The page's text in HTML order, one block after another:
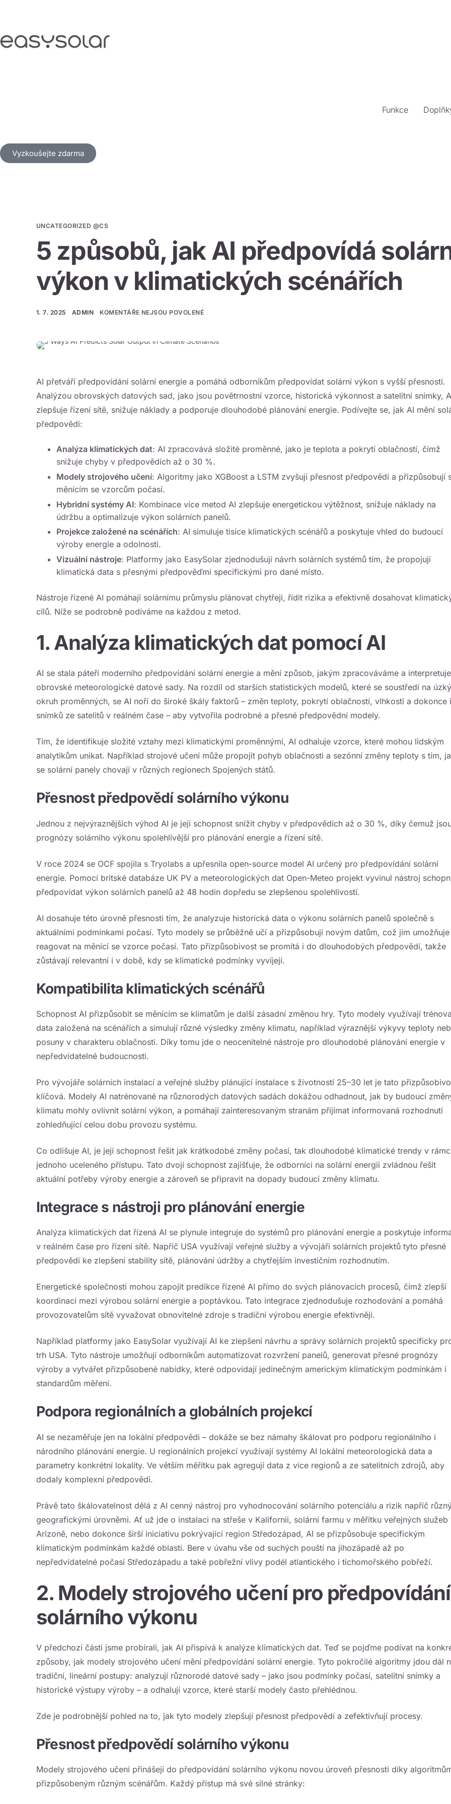
Funkce
Vyzkoušejte zdarma
UNCATEGORIZED @CS
5 způsobů, jak AI předpovídá
výkon v klimatických scénářích
1. 7. 2025 ADMIN KOMENTÁŘE NEJSOU POVOLENÉ
AI přetváří předpovídání solární energie a pomáhá odborníkům předpovídat solární výkon s vyšší přesností.
Analýzou obrovských datových sad, jako jsou povětrnostní vzorce, historická výkonnost a satelitní snímky,
zlepšuje řízení sítě, snižuje náklady a podporuje dlouhodobé plánování energie. Podívejte se, jak AI mění
předpovědi:
Analýza klimatických dat: AI zpracovává složité proměnné, jako je teplota a pokrytí oblačností, čímž
snižuje chyby v předpovědích až o 30 %.
Modely strojového učení: Algoritmy jako XGBoost a LSTM zvyšují přesnost předpovědí a přizpůsobují
měnícím se vzorcům počasí.
Hybridní systémy AI: Kombinace více metod AI zlepšuje energetickou výtěžnost, snižuje náklady na
údržbu a optimalizuje výkon solárních panelů.
Projekce založené na scénářích: AI simuluje tisíce klimatických scénářů a poskytuje vhled do budoucí
výroby energie a odolnosti.
Vizuální nástroje: Platformy jako EasySolar zjednodušují návrh solárních systémů tím, že propojují
klimatická data s přesnými předpověďmi specifickými pro dané místo.
Nástroje řízené AI pomáhají solárnímu průmyslu plánovat chytřeji, řídit rizika a efektivně dosahovat
cílů. Níže se podrobně podíváme na každou z metod.
1. Analýza klimatických dat pomocí AI
AI se stala páteří moderního předpovídání solární energie a mění způsob, jakým zpracováváme a
obrovské meteorologické datové sady. Na rozdíl od starších statistických modelů, které se soustředí na úzký
okruh proměnných, se AI noří do široké škály faktorů – změn teploty, pokrytí oblačností, vlhkosti a dokonce i
snímků ze satelitů v reálném čase – aby vytvořila podrobné a přesné předpovědní modely.
Tím, že identifikuje složité vztahy mezi klimatickými proměnnými, AI odhaluje vzorce, které mohou lidským
analytikům unikat. Například strojové učení může propojit pohyb oblačnosti a sezónní změny teploty s tím,
se solární panely chovají v různých regionech Spojených států.
Přesnost předpovědí solárního výkonu
Jednou z nejvýraznějších výhod AI je její schopnost snížit chyby v předpovědích až o 30 %, díky čemuž
prognózy solárního výkonu spolehlivější pro plánování energie a řízení sítě.
V roce 2024 se OCF spojila s Tryolabs a upřesnila open-source model AI určený pro předpovídání solární
energie. Pomocí britské databáze UK PV a meteorologických dat Open-Meteo projekt vyvinul nástroj
předpovídat výkon solárních panelů až 48 hodin dopředu se zlepšenou spolehlivostí.
AI dosahuje této úrovně přesnosti tím, že analyzuje historická data o výkonu solárních panelů společně s
aktuálními podmínkami počasí. Tyto modely se průběžně učí a přizpůsobují novým datům, což jim umožňuje
reagovat na měnící se vzorce počasí. Tato přizpůsobivost se promítá i do dlouhodobých předpovědí, takže
zůstávají relevantní i v době, kdy se klimatické podmínky vyvíjejí.
Kompatibilita klimatických scénářů
Schopnost AI přizpůsobit se měnícím se klimatům je další zásadní změnou hry. Tyto modely využívají
data založená na scénářích a simulují různé výsledky změny klimatu, například výraznější výkyvy teploty
posuny v charakteru oblačnosti. Díky tomu jde o neocenitelné nástroje pro dlouhodobé plánování energie v
nepředvídatelné budoucnosti.
Pro vývojáře solárních instalací a veřejné služby plánující instalace s životností 25–30 let je tato
klíčová. Modely AI natrénované na různorodých datových sadách dokážou odhadnout, jak by budoucí
klimatu mohly ovlivnit solární výkon, a pomáhají zainteresovaným stranám přijímat informovaná rozhodnutí
zohledňující celou dobu provozu systému.
Co odlišuje AI, je její schopnost řešit jak krátkodobé změny počasí, tak dlouhodobé klimatické trendy v
jednoho uceleného přístupu. Tato dvojí schopnost zajišťuje, že odborníci na solární energii zvládnou řešit
aktuální potřeby výroby energie a zároveň se připravit na dopady budoucí změny klimatu.
Integrace s nástroji pro plánování energie
Analýza klimatických dat řízená AI se plynule integruje do systémů pro plánování energie a poskytuje
v reálném čase pro řízení sítě. Napříč USA využívají veřejné služby a vývojáři solárních projektů tyto přesné
předpovědi ke zlepšení stability sítě, plánování údržby a chytřejším investičním rozhodnutím.
Energetické společnosti mohou zapojit predikce řízené AI přímo do svých plánovacích procesů, čímž zlepší
koordinaci mezi výrobou solární energie a poptávkou. Tato integrace zjednodušuje rozhodování a pomáhá
provozovatelům sítě vyvažovat obnovitelné zdroje s tradiční výrobou energie efektivněji.
Například platformy jako EasySolar využívají AI ke zlepšení návrhu a správy solárních projektů specificky
trh USA. Tyto nástroje umožňují odborníkům automatizovat rozvržení panelů, generovat přesné prognózy
výroby a vytvářet přizpůsobené nabídky, které odpovídají jedinečným americkým klimatickým podmínkám i
standardům měření.
Podpora regionálních a globálních projekcí
AI se nezaměřuje jen na lokální předpovědi – dokáže se bez námahy škálovat pro podporu regionálního i
národního plánování energie. U regionálních projekcí využívají systémy AI lokální meteorologická data a
parametry konkrétní lokality. Ve větším měřítku pak agregují data z více regionů a ze satelitních zdrojů, aby
dodaly komplexní předpovědi.
Právě tato škálovatelnost dělá z AI cenný nástroj pro vyhodnocování solárního potenciálu a rizik napříč
geografickými úrovněmi. Ať už jde o instalaci na střeše v Kalifornii, solární farmu v měřítku veřejných služeb
Arizoně, nebo dokonce širší iniciativu pokrývající region Středozápad, AI se přizpůsobuje specifickým
klimatickým podmínkám každé oblasti. Bere v úvahu vše od suchých pouští na jihozápadě až po
nepředvídatelné počasí Středozápadu a také pobřežní vlivy podél atlantického i tichomořského pobřeží.
2. Modely strojového učení pro předpovídání
solárního výkonu
V předchozí části jsme probírali, jak AI přispívá k analýze klimatických dat. Teď se pojďme podívat na
způsoby, jak modely strojového učení mění předpovídání solární energie. Tyto pokročilé algoritmy jdou dál
tradiční, lineární postupy: analyzují různorodé datové sady – jako jsou podmínky počasí, satelitní snímky a
historické výstupy výroby – a odhalují vzorce, které starší modely často přehlédnou.
Zde je podrobnější pohled na to, jak tyto modely zlepšují přesnost předpovědí a zefektivňují procesy.
Přesnost předpovědí solárního výkonu
Modely strojového učení přinášejí do předpovídání solárního výkonu novou úroveň přesnosti díky
přizpůsobeným různým scénářům. Každý přístup má své silné stránky: